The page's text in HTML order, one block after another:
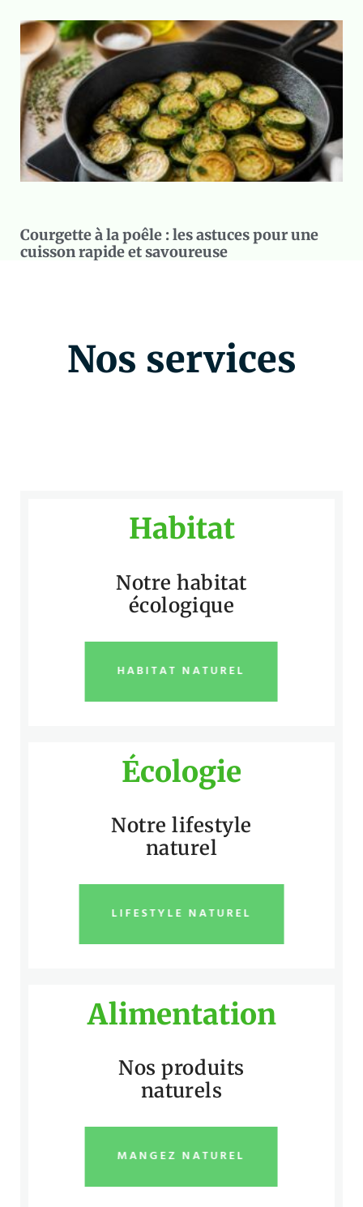
Courgette à la poêle : les astuces pour une
cuisson rapide et savoureuse
Nos services
Habitat
Notre habitat
écologique
HABITAT NATUREL
Écologie
Notre lifestyle
naturel
LIFESTYLE NATUREL
Alimentation
Nos produits
naturels
MANGEZ NATUREL